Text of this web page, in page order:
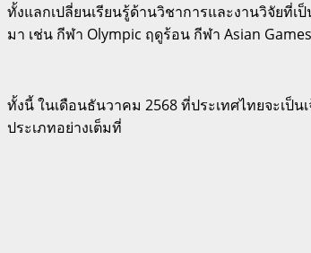
ทั้งแลกเปลี่ยนเรียนรู้ด้านวิชาการและงานวิจัยที่
มา เช่น กีฬา Olympic ฤดูร้อน กีฬา Asian
ทั้งนี้ ในเดือนธันวาคม 2568 ที่ประเทศไทยจะเป็
ประเภทอย่างเต็มที่